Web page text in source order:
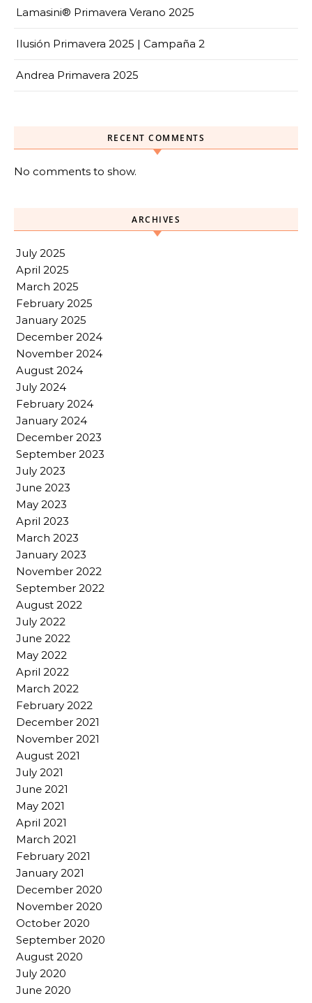
Lamasini® Primavera Verano 2025
Ilusión Primavera 2025 | Campaña 2
Andrea Primavera 2025
RECENT COMMENTS
No comments to show.
ARCHIVES
July 2025
April 2025
March 2025
February 2025
January 2025
December 2024
November 2024
August 2024
July 2024
February 2024
January 2024
December 2023
September 2023
July 2023
June 2023
May 2023
April 2023
March 2023
January 2023
November 2022
September 2022
August 2022
July 2022
June 2022
May 2022
April 2022
March 2022
February 2022
December 2021
November 2021
August 2021
July 2021
June 2021
May 2021
April 2021
March 2021
February 2021
January 2021
December 2020
November 2020
October 2020
September 2020
August 2020
July 2020
June 2020